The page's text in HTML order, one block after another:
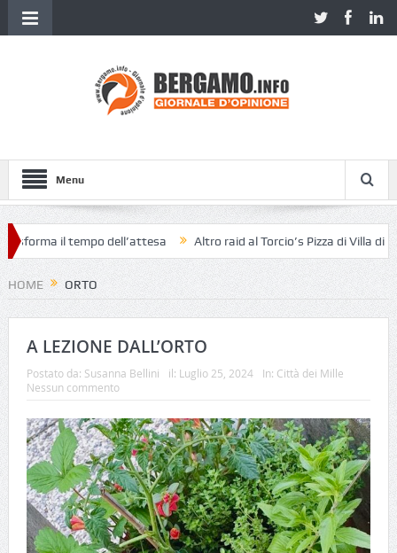
Menu
il tempo dell’attesa Altro raid al Torcio’s Pizza di Villa di
HOME ORTO
A LEZIONE DALL’ORTO
Postato da: Susanna Bellini il: Luglio 25, 2024 In: Città dei Mille
Nessun commento